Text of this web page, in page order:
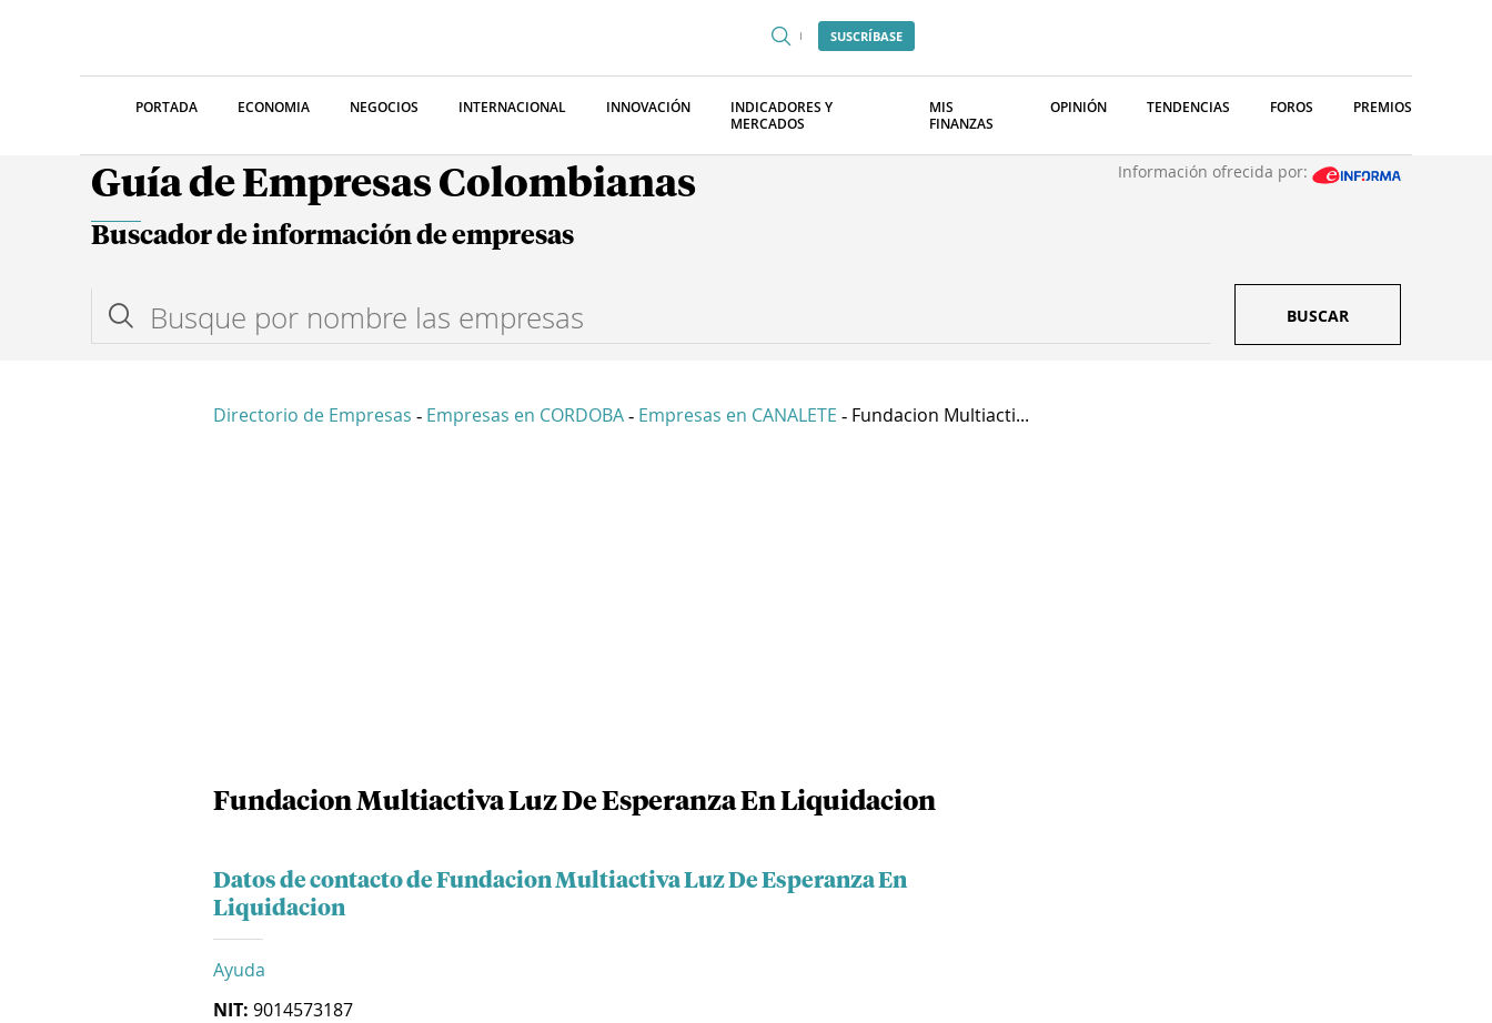
SUSCRÍBASE
PORTADA ECONOMIA NEGOCIOS INTERNACIONAL INNOVACIÓN
INDICADORES Y
MERCADOS
MIS
FINANZAS
OPINIÓN TENDENCIAS FOROS PREMIOS
Guía de Empresas Colombianas Información ofrecida por:
Buscador de información de empresas
BUSCAR
Directorio de Empresas - Empresas en CORDOBA - Empresas en CANALETE - Fundacion Multiacti...
Fundacion Multiactiva Luz De Esperanza En Liquidacion
Datos de contacto de Fundacion Multiactiva Luz De Esperanza En
Liquidacion
Ayuda
NIT: 9014573187